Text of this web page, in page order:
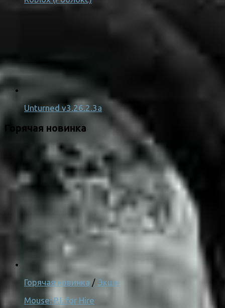
Unturned v3.26.2.3a
Горячая новинка
Горячая новинка / Экшн
Mouse: P.I. for Hire